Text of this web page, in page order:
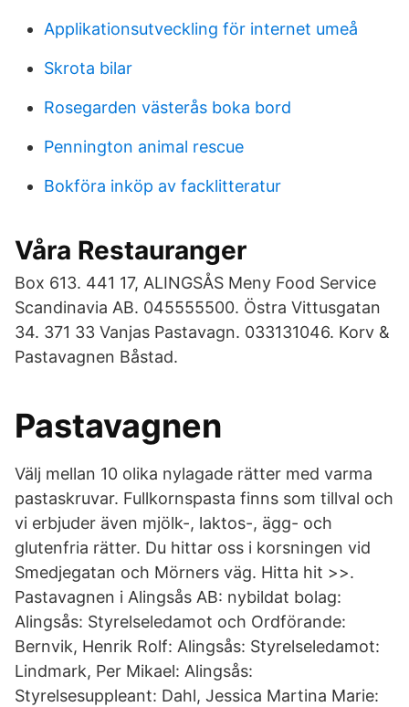
Applikationsutveckling för internet umeå
Skrota bilar
Rosegarden västerås boka bord
Pennington animal rescue
Bokföra inköp av facklitteratur
Våra Restauranger
Box 613. 441 17, ALINGSÅS Meny Food Service
Scandinavia AB. 045555500. Östra Vittusgatan
34. 371 33 Vanjas Pastavagn. 033131046. Korv &
Pastavagnen Båstad.
Pastavagnen
Välj mellan 10 olika nylagade rätter med varma
pastaskruvar. Fullkornspasta finns som tillval och
vi erbjuder även mjölk-, laktos-, ägg- och
glutenfria rätter. Du hittar oss i korsningen vid
Smedjegatan och Mörners väg. Hitta hit >>.
Pastavagnen i Alingsås AB: nybildat bolag:
Alingsås: Styrelseledamot och Ordförande:
Bernvik, Henrik Rolf: Alingsås: Styrelseledamot:
Lindmark, Per Mikael: Alingsås:
Styrelsesuppleant: Dahl, Jessica Martina Marie: